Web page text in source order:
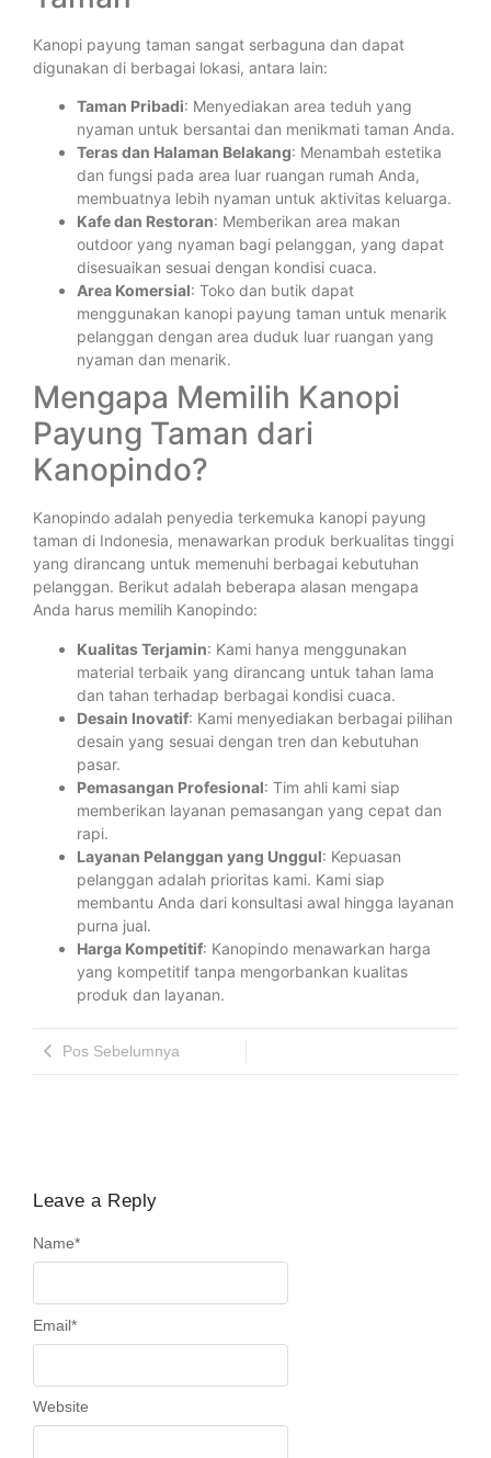
Kanopi payung taman sangat serbaguna dan dapat
digunakan di berbagai lokasi, antara lain:
Taman Pribadi: Menyediakan area teduh yang
nyaman untuk bersantai dan menikmati taman Anda.
Teras dan Halaman Belakang: Menambah estetika
dan fungsi pada area luar ruangan rumah Anda,
membuatnya lebih nyaman untuk aktivitas keluarga.
Kafe dan Restoran: Memberikan area makan
outdoor yang nyaman bagi pelanggan, yang dapat
disesuaikan sesuai dengan kondisi cuaca.
Area Komersial: Toko dan butik dapat
menggunakan kanopi payung taman untuk menarik
pelanggan dengan area duduk luar ruangan yang
nyaman dan menarik.
Mengapa Memilih Kanopi
Payung Taman dari
Kanopindo?
Kanopindo adalah penyedia terkemuka kanopi payung
taman di Indonesia, menawarkan produk berkualitas tinggi
yang dirancang untuk memenuhi berbagai kebutuhan
pelanggan. Berikut adalah beberapa alasan mengapa
Anda harus memilih Kanopindo:
Kualitas Terjamin: Kami hanya menggunakan
material terbaik yang dirancang untuk tahan lama
dan tahan terhadap berbagai kondisi cuaca.
Desain Inovatif: Kami menyediakan berbagai pilihan
desain yang sesuai dengan tren dan kebutuhan
pasar.
Pemasangan Profesional: Tim ahli kami siap
memberikan layanan pemasangan yang cepat dan
rapi.
Layanan Pelanggan yang Unggul: Kepuasan
pelanggan adalah prioritas kami. Kami siap
membantu Anda dari konsultasi awal hingga layanan
purna jual.
Harga Kompetitif: Kanopindo menawarkan harga
yang kompetitif tanpa mengorbankan kualitas
produk dan layanan.
Pos Sebelumnya
Leave a Reply
Name*
Email*
Website